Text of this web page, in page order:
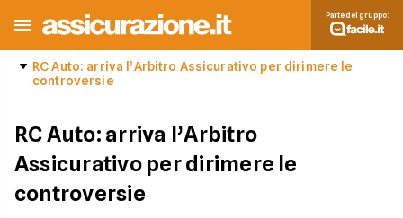
Parte del gruppo:
RC Auto: arriva l’Arbitro Assicurativo per dirimere le
controversie
RC Auto: arriva l’Arbitro
Assicurativo per dirimere le
controversie